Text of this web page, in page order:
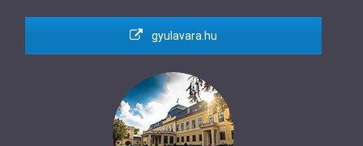
gyulavara.hu